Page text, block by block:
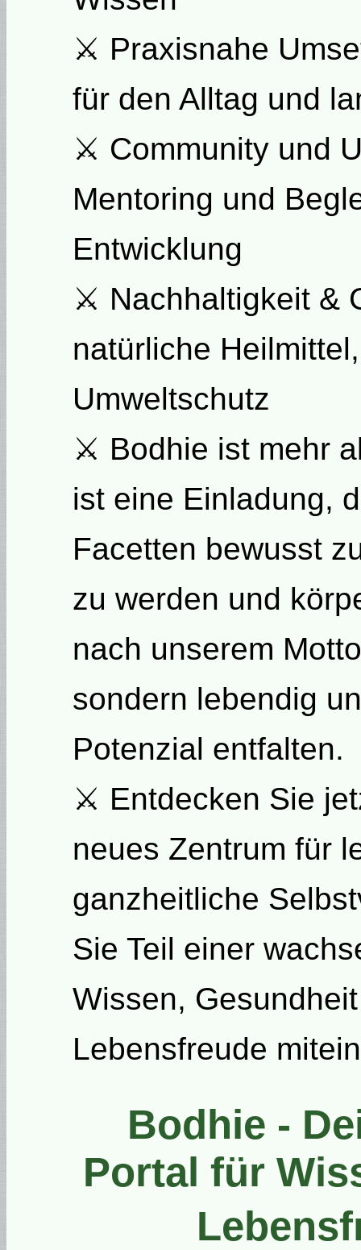
⚔ Praxisnahe
für den Alltag und
⚔ Community und
Mentoring und
Entwicklung
⚔ Nachhaltigkeit &
natürliche
Umweltschutz
⚔ Bodhie ist mehr
ist eine Einladung,
Facetten bewusst
zu werden und
nach unserem
sondern lebendig
Potenzial entfalten.
⚔ Entdecken Sie
neues Zentrum für
ganzheitliche
Sie Teil einer
Wissen,
Lebensfreude
Bodhie -
Portal für